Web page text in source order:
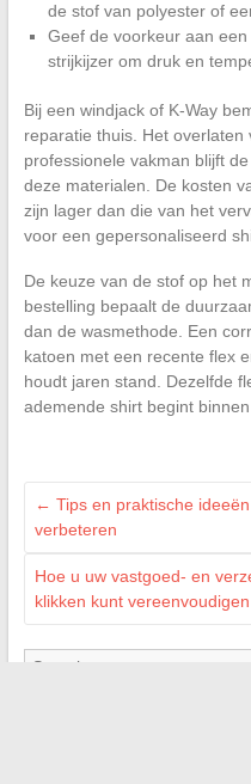
de stof van polyester of
Geef de voorkeur aan
strijkijzer om druk en
Bij een windjack of K-Way
reparatie thuis. Het
professionele vakman blijft
deze materialen. De kosten
zijn lager dan die van het
voor een gepersonaliseerd
De keuze van de stof op het
bestelling bepaalt de
dan de wasmethode. Een
katoen met een recente flex
houdt jaren stand. Dezelfde
ademende shirt begint
← Tips en praktische
verbeteren
Hoe u uw vastgoed- en
klikken kunt vereenvoudigen